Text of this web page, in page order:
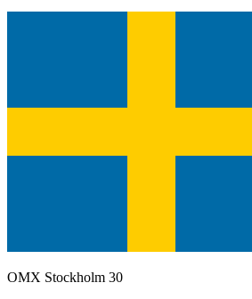
OMX Stockholm 30